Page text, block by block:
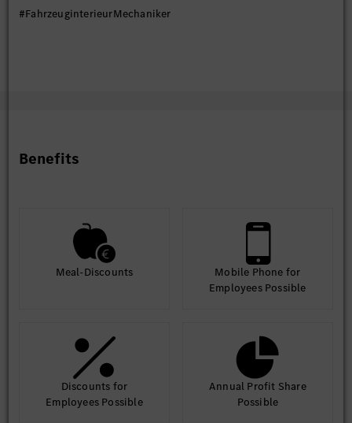
#FahrzeuginterieurMechaniker
Benefits
Meal-Discounts
Mobile Phone for
Employees Possible
Discounts for
Employees Possible
Annual Profit Share
Possible